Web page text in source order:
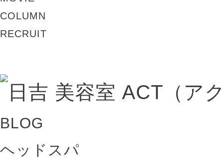
COLUMN
RECRUIT
BLOG
ヘッドスパ